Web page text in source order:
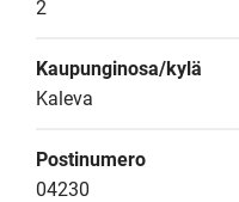
2
Kaupunginosa/kylä
Kaleva
Postinumero
04230